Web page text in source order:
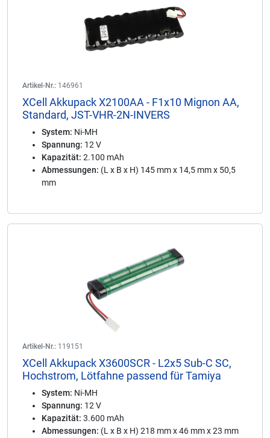
Artikel-Nr.: 146961
XCell Akkupack X2100AA - F1x10 Mignon AA,
Standard, JST-VHR-2N-INVERS
System: Ni-MH
Spannung: 12 V
Kapazität: 2.100 mAh
Abmessungen: (L x B x H) 145 mm x 14,5 mm x 50,5
mm
Artikel-Nr.: 119151
XCell Akkupack X3600SCR - L2x5 Sub-C SC,
Hochstrom, Lötfahne passend für Tamiya
System: Ni-MH
Spannung: 12 V
Kapazität: 3.600 mAh
Abmessungen: (L x B x H) 218 mm x 46 mm x 23 mm